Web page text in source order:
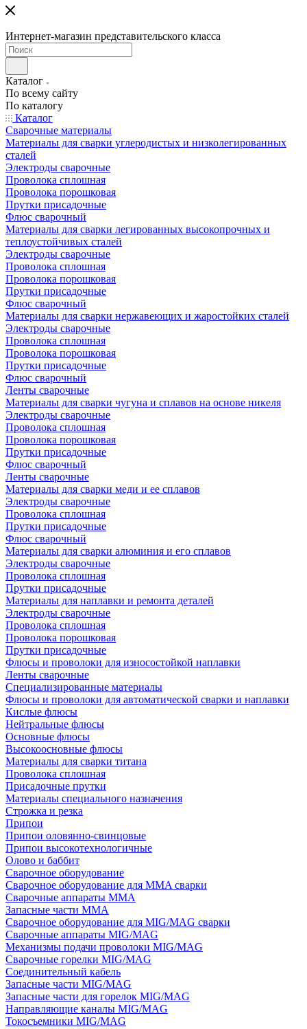
Интернет-магазин представительского класса
Каталог
По всему сайту
По каталогу
Каталог
Сварочные материалы
Материалы для сварки углеродистых и низколегированных
сталей
Электроды сварочные
Проволока сплошная
Проволока порошковая
Прутки присадочные
Флюс сварочный
Материалы для сварки легированных высокопрочных и
теплоустойчивых сталей
Электроды сварочные
Проволока сплошная
Проволока порошковая
Прутки присадочные
Флюс сварочный
Материалы для сварки нержавеющих и жаростойких сталей
Электроды сварочные
Проволока сплошная
Проволока порошковая
Прутки присадочные
Флюс сварочный
Ленты сварочные
Материалы для сварки чугуна и сплавов на основе никеля
Электроды сварочные
Проволока сплошная
Проволока порошковая
Прутки присадочные
Флюс сварочный
Ленты сварочные
Материалы для сварки меди и ее сплавов
Электроды сварочные
Проволока сплошная
Прутки присадочные
Флюс сварочный
Материалы для сварки алюминия и его сплавов
Электроды сварочные
Проволока сплошная
Прутки присадочные
Материалы для наплавки и ремонта деталей
Электроды сварочные
Проволока сплошная
Проволока порошковая
Прутки присадочные
Флюсы и проволоки для износостойкой наплавки
Ленты сварочные
Специализированные материалы
Флюсы и проволоки для автоматической сварки и наплавки
Кислые флюсы
Нейтральные флюсы
Основные флюсы
Высокоосновные флюсы
Материалы для сварки титана
Проволока сплошная
Присадочные прутки
Материалы специального назначения
Строжка и резка
Припои
Припои оловянно-свинцовые
Припои высокотехнологичные
Олово и баббит
Сварочное оборудование
Сварочное оборудование для MMA сварки
Сварочные аппараты MMA
Запасные части MMA
Сварочное оборудование для MIG/MAG сварки
Сварочные аппараты MIG/MAG
Механизмы подачи проволоки MIG/MAG
Сварочные горелки MIG/MAG
Соединительный кабель
Запасные части MIG/MAG
Запасные части для горелок MIG/MAG
Направляющие каналы MIG/MAG
Токосъемники MIG/MAG